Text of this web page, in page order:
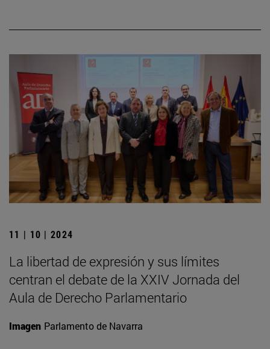
11 | 10 | 2024
La libertad de expresión y sus límites
centran el debate de la XXIV Jornada del
Aula de Derecho Parlamentario
Imagen Parlamento de Navarra